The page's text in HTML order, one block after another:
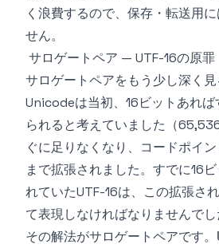
く浪費するので、保存・転送用
せん。
サロゲートペア — UTF-16の原罪
サロゲートペアをもう少し深く見
Unicodeは当初、16ビットあれ
られると考えていました（
ぐに足りなくなり、コードポイ
まで拡張されました。すでに16
れていたUTF-16は、この拡張さ
て表現しなければなりませんでし
その解法がサロゲートペアです。